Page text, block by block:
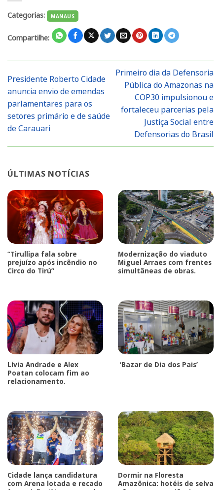
Categorias: MANAUS
Compartilhe:
Presidente Roberto Cidade
anuncia envio de emendas
parlamentares para os
setores primário e de saúde
de Carauari
Primeiro dia da Defensoria
Pública do Amazonas na
COP30 impulsionou e
fortaleceu parcerias pela
Justiça Social entre
Defensorias do Brasil
ÚLTIMAS NOTÍCIAS
“Tirullipa fala sobre
prejuízo após incêndio no
Circo do Tirú”
Modernização do viaduto
Miguel Arraes com frentes
simultâneas de obras.
Lívia Andrade e Alex
Poatan colocam fim ao
relacionamento.
‘Bazar de Dia dos Pais’
Cidade lança candidatura
com Arena lotada e recado
Dormir na Floresta
Amazônica: hotéis de selva